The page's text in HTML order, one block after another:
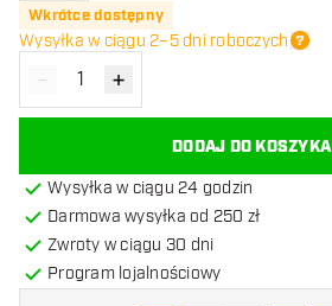
Wkrótce dostępny
Wysyłka w ciągu 2–5 dni roboczych
Zmniejsz ilość
- Zwiększ ilość
+
DODAJ DO KOSZYKA
Wysyłka w ciągu 24 godzin
Darmowa wysyłka od 250 zł
Zwroty w ciągu 30 dni
Program lojalnościowy